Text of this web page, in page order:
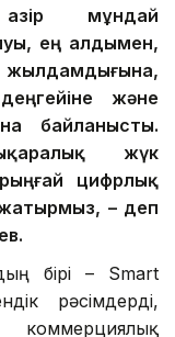
мұндай
ең алдымен,
және
байланысты.
жүк
цифрлық
жатырмыз, – деп
бірі – Smart
рәсімдерді,